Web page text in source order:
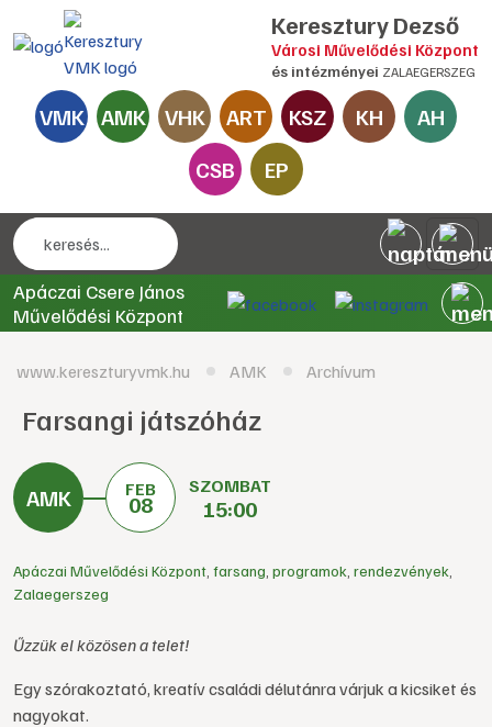
Keresztury Dezső
Városi Művelődési Központ
és intézményei ZALAEGERSZEG
VMK AMK VHK ART KSZ KH
AH
CSB
EP
Apáczai Csere János
Művelődési Központ
www.kereszturyvmk.hu AMK Archívum
Farsangi játszóház
FEB
08
SZOMBAT
15:00
Apáczai Művelődési Központ farsang programok rendezvények
Zalaegerszeg
Űzzük el közösen a telet!
Egy szórakoztató, kreatív családi délutánra várjuk a kicsiket és
nagyokat.